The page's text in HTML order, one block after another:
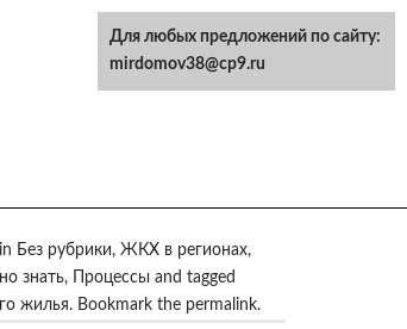
Без рубрики, ЖКХ в регионах,
знать, Процессы and tagged
жилья. Bookmark the permalink.
Для любых предложений по сайту:
mirdomov38@cp9.ru